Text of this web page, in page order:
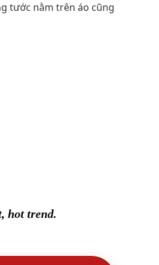
tước nằm trên áo cũng
hot trend.